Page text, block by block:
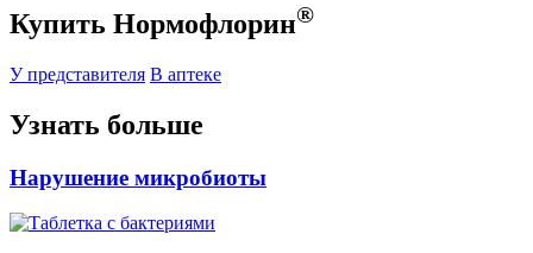
Купить Нормофлорин®
У представителя В аптеке
Узнать больше
Нарушение микробиоты